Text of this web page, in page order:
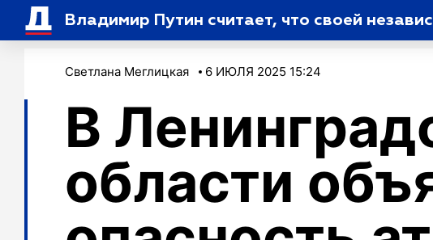
Владимир Путин считает, что своей
Светлана Меглицкая 6 ИЮЛЯ 2025 15:24
В
области